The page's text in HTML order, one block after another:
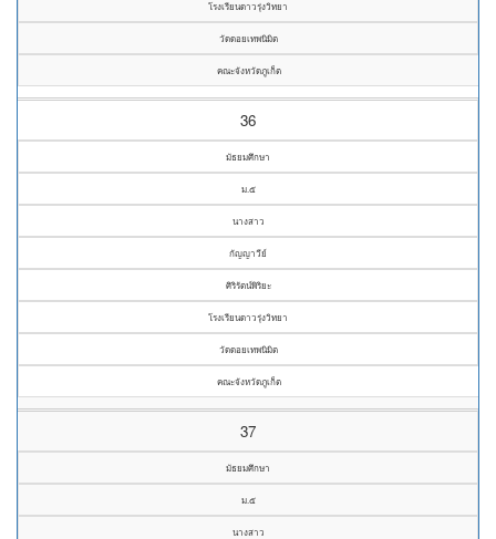
โรงเรียนดาวรุ่งวิทยา
วัดดอยเทพนิมิต
คณะจังหวัดภูเก็ต
36
มัธยมศึกษา
ม.๕
นางสาว
กัญญาวีย์
ศิริรัตน์พิริยะ
โรงเรียนดาวรุ่งวิทยา
วัดดอยเทพนิมิต
คณะจังหวัดภูเก็ต
37
มัธยมศึกษา
ม.๕
นางสาว